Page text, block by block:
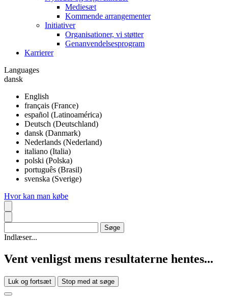
Mediesæt
Kommende arrangementer
Initiativer
Organisationer, vi støtter
Genanvendelsesprogram
Karrierer
Languages
dansk
English
français (France)
español (Latinoamérica)
Deutsch (Deutschland)
dansk (Danmark)
Nederlands (Nederland)
italiano (Italia)
polski (Polska)
português (Brasil)
svenska (Sverige)
Hvor kan man købe
Indlæser...
Vent venligst mens resultaterne hentes...
Luk og fortsæt Stop med at søge